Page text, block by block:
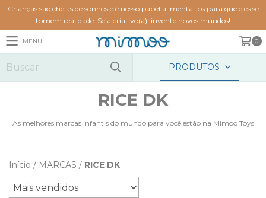
Crianças são cheias de sonhos e é nosso papel alimentá-los para que eles se
tornem realidade. Seja criativo(a), invente novos mundos!
MENU 0
PRODUTOS
RICE DK
As melhores marcas infantis do mundo para você estão na Mimoo Toys
Início / MARCAS / RICE DK